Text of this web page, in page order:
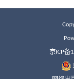
京ICP备